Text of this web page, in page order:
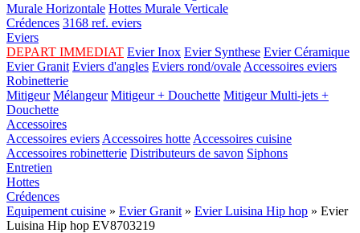
Murale Horizontale Hottes Murale Verticale
Crédences 3168 ref. eviers
Eviers
DEPART IMMEDIAT Evier Inox Evier Synthese Evier Céramique
Evier Granit Eviers d'angles Eviers rond/ovale Accessoires eviers
Robinetterie
Mitigeur Mélangeur Mitigeur + Douchette Mitigeur Multi-jets +
Douchette
Accessoires
Accessoires eviers Accessoires hotte Accessoires cuisine
Accessoires robinetterie Distributeurs de savon Siphons
Entretien
Hottes
Crédences
Equipement cuisine » Evier Granit » Evier Luisina Hip hop » Evier
Luisina Hip hop EV8703219